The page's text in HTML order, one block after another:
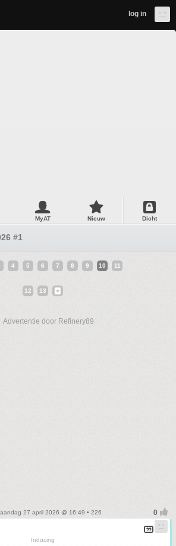
log in
MyAT Nieuw Dicht
#1
4 5 6 7 8 9 10 11
12 13
Advertentie door Refinery89
27 april 2026 @ 16:49 • 226
Inducing